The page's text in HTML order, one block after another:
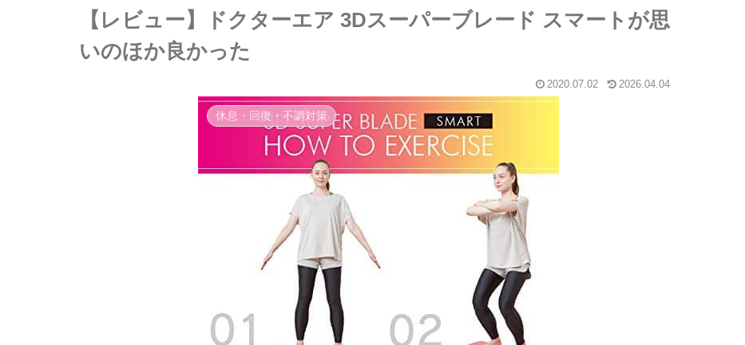
【レビュー】ドクターエア 3Dスーパーブレード スマートが思
いのほか良かった
2020.07.02 2026.04.04
休息・回復・不調対策